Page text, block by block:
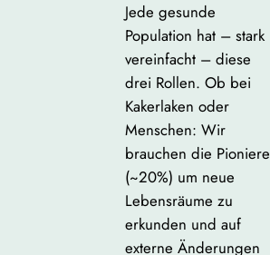
Jede gesunde
Population hat – stark
vereinfacht – diese
drei Rollen. Ob bei
Kakerlaken oder
Menschen: Wir
brauchen die Pioniere
(~20%) um neue
Lebensräume zu
erkunden und auf
externe Änderungen